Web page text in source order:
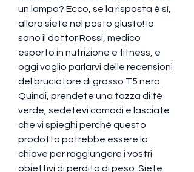
un lampo? Ecco, se la risposta è sì,
allora siete nel posto giusto! Io
sono il dottor Rossi, medico
esperto in nutrizione e fitness, e
oggi voglio parlarvi delle recensioni
del bruciatore di grasso T5 nero.
Quindi, prendete una tazza di tè
verde, sedetevi comodi e lasciate
che vi spieghi perché questo
prodotto potrebbe essere la
chiave per raggiungere i vostri
obiettivi di perdita di peso. Siete